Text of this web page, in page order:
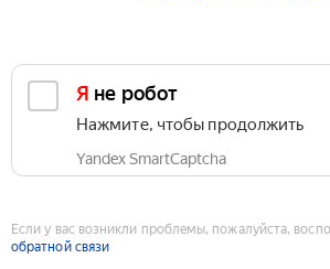
Я не робот
Нажмите, чтобы продолжить
Yandex SmartCaptcha
Если у вас возникли проблемы, пожалуйста,
обратной связи